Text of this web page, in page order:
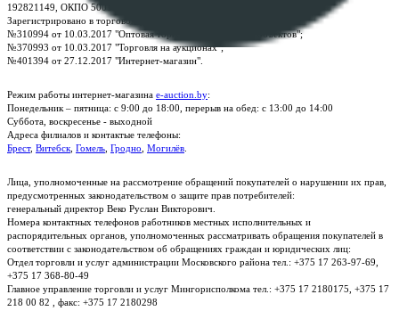
192821149, ОКПО 500111895000
Зарегистрировано в торговом реестре Республики Беларусь:
№310994 от 10.03.2017 "Оптовая торговля без торговых объектов";
№370993 от 10.03.2017 "Торговля на аукционах";
№401394 от 27.12.2017 "Интернет-магазин".
Режим работы интернет-магазина e-auction.by:
Понедельник – пятница: с 9:00 до 18:00, перерыв на обед: с 13:00 до 14:00
Суббота, воскресенье - выходной
Адреса филиалов и контактые телефоны:
Брест, Витебск Гомель Гродно Могилёв
Лица, уполномоченные на рассмотрение обращений покупателей о нарушении их прав,
предусмотренных законодательством о защите прав потребителей:
генеральный директор Веко Руслан Викторович.
Номера контактных телефонов работников местных исполнительных и
распорядительных органов, уполномоченных рассматривать обращения покупателей в
соответствии с законодательством об обращениях граждан и юридических лиц:
Отдел торговли и услуг администрации Московского района тел.: +375 17 263-97-69,
+375 17 368-80-49
Главное управление торговли и услуг Мингорисполкома тел.: +375 17 2180175, +375 17
218 00 82 , факс: +375 17 2180298